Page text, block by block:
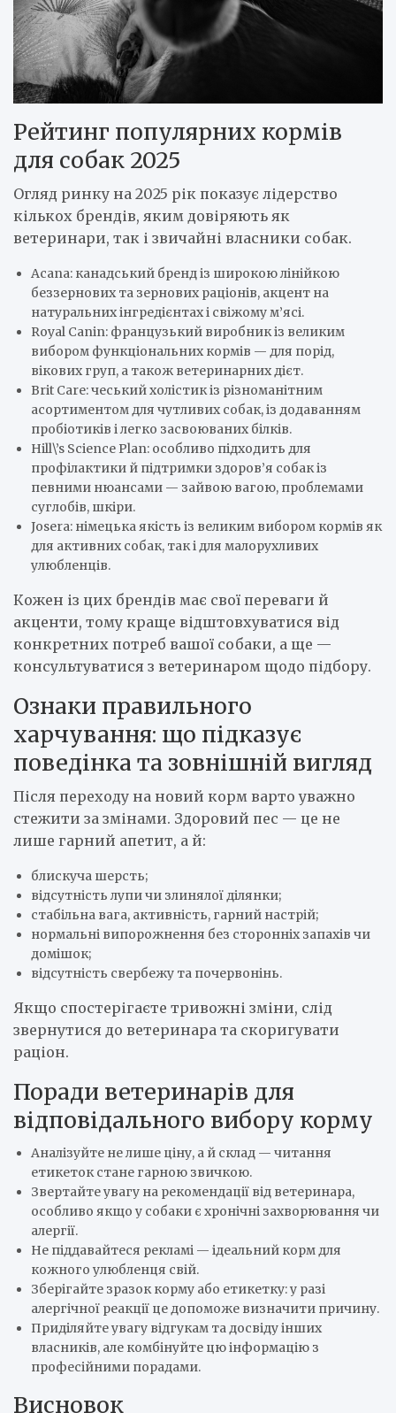
Рейтинг популярних кормів
для собак 2025
Огляд ринку на 2025 рік показує лідерство
кількох брендів, яким довіряють як
ветеринари, так і звичайні власники собак.
Acana: канадський бренд із широкою лінійкою
беззернових та зернових раціонів, акцент на
натуральних інгредієнтах і свіжому м’ясі.
Royal Canin: французький виробник із великим
вибором функціональних кормів — для порід,
вікових груп, а також ветеринарних дієт.
Brit Care: чеський холістик із різноманітним
асортиментом для чутливих собак, із додаванням
пробіотиків і легко засвоюваних білків.
Hill\’s Science Plan: особливо підходить для
профілактики й підтримки здоров’я собак із
певними нюансами — зайвою вагою, проблемами
суглобів, шкіри.
Josera: німецька якість із великим вибором кормів як
для активних собак, так і для малорухливих
улюбленців.
Кожен із цих брендів має свої переваги й
акценти, тому краще відштовхуватися від
конкретних потреб вашої собаки, а ще —
консультуватися з ветеринаром щодо підбору.
Ознаки правильного
харчування: що підказує
поведінка та зовнішній вигляд
Після переходу на новий корм варто уважно
стежити за змінами. Здоровий пес — це не
лише гарний апетит, а й:
блискуча шерсть;
відсутність лупи чи злинялої ділянки;
стабільна вага, активність, гарний настрій;
нормальні випорожнення без сторонніх запахів чи
домішок;
відсутність свербежу та почервонінь.
Якщо спостерігаєте тривожні зміни, слід
звернутися до ветеринара та скоригувати
раціон.
Поради ветеринарів для
відповідального вибору корму
Аналізуйте не лише ціну, а й склад — читання
етикеток стане гарною звичкою.
Звертайте увагу на рекомендації від ветеринара,
особливо якщо у собаки є хронічні захворювання чи
алергії.
Не піддавайтеся рекламі — ідеальний корм для
кожного улюбленця свій.
Зберігайте зразок корму або етикетку: у разі
алергічної реакції це допоможе визначити причину.
Приділяйте увагу відгукам та досвіду інших
власників, але комбінуйте цю інформацію з
професійними порадами.
Висновок